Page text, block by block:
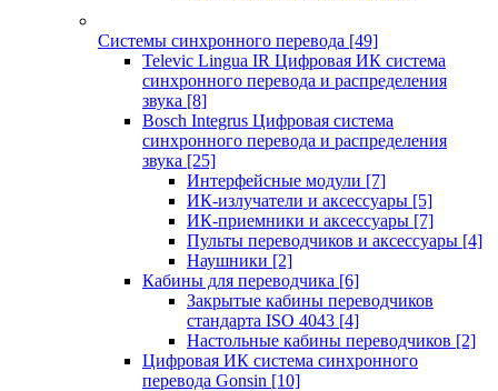
Системы синхронного перевода [49]
Televic Lingua IR Цифровая ИК система
синхронного перевода и распределения
звука [8]
Bosch Integrus Цифровая система
синхронного перевода и распределения
звука [25]
Интерфейсные модули [7]
ИК-излучатели и аксессуары [5]
ИК-приемники и аксессуары [7]
Пульты переводчиков и аксессуары [4]
Наушники [2]
Кабины для переводчика [6]
Закрытые кабины переводчиков
стандарта ISO 4043 [4]
Настольные кабины переводчиков [2]
Цифровая ИК система синхронного
перевода Gonsin [10]